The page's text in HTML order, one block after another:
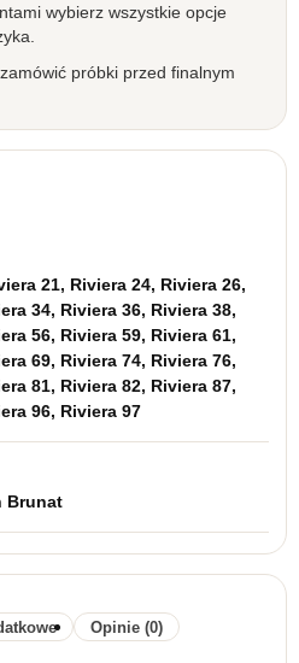
wybierz wszystkie opcje
próbki przed finalnym
21, Riviera 24, Riviera 26,
34, Riviera 36, Riviera 38,
56, Riviera 59, Riviera 61,
69, Riviera 74, Riviera 76,
81, Riviera 82, Riviera 87,
96, Riviera 97
Brunat
Opinie (0)